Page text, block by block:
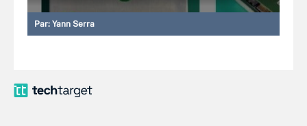
Par: Yann Serra